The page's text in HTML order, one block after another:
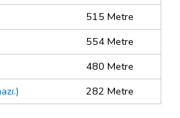
515 Metre
554 Metre
480 Metre
282 Metre